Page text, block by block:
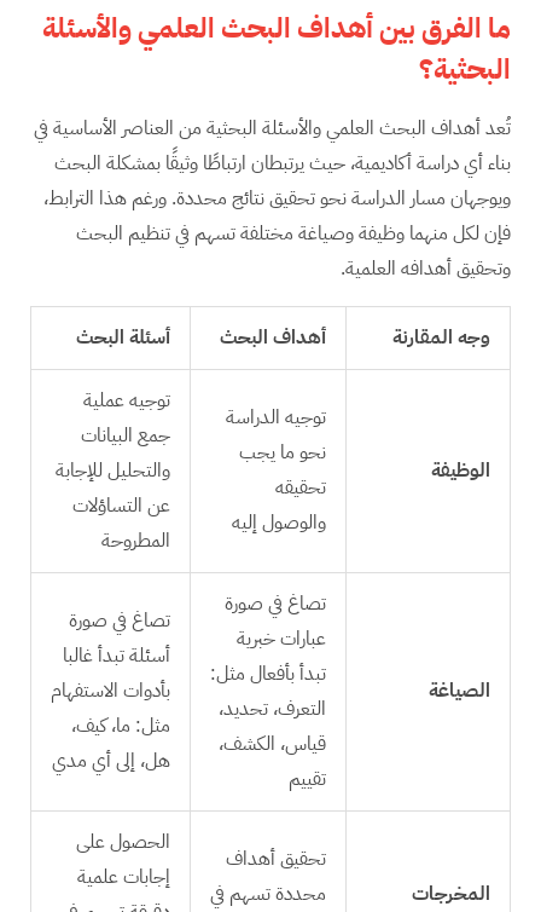
ما الفرق بين أهداف البحث العلمي والأسئلة
البحثية؟
تُعد أهداف البحث العلمي والأسئلة البحثية من العناصر الأساسية في
بناء أي دراسة أكاديمية، حيث يرتبطان ارتباطًا وثيقًا بمشكلة البحث
ويوجهان مسار الدراسة نحو تحقيق نتائج محددة. ورغم هذا الترابط،
فإن لكل منهما وظيفة وصياغة مختلفة تسهم في تنظيم البحث
وتحقيق أهدافه العلمية.
وجه المقارنة أهداف البحث أسئلة البحث
الوظيفة
توجيه الدراسة
نحو ما يجب
تحقيقه
والوصول إليه
توجيه عملية
جمع البيانات
والتحليل للإجابة
عن التساؤلات
المطروحة
الصياغة
تصاغ في صورة
عبارات خبرية
تبدأ بأفعال مثل:
التعرف، تحديد،
قياس، الكشف،
تقييم
تصاغ في صورة
أسئلة تبدأ غالبا
بأدوات الاستفهام
مثل: ما، كيف،
هل، إلى أي مدي
المخرجات
تحقيق أهداف
محددة تسهم في
الحصول على
إجابات علمية